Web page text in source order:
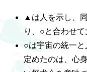
▲は人を示し、
り、○と合わせて
○は宇宙の統一
定めたのは、心